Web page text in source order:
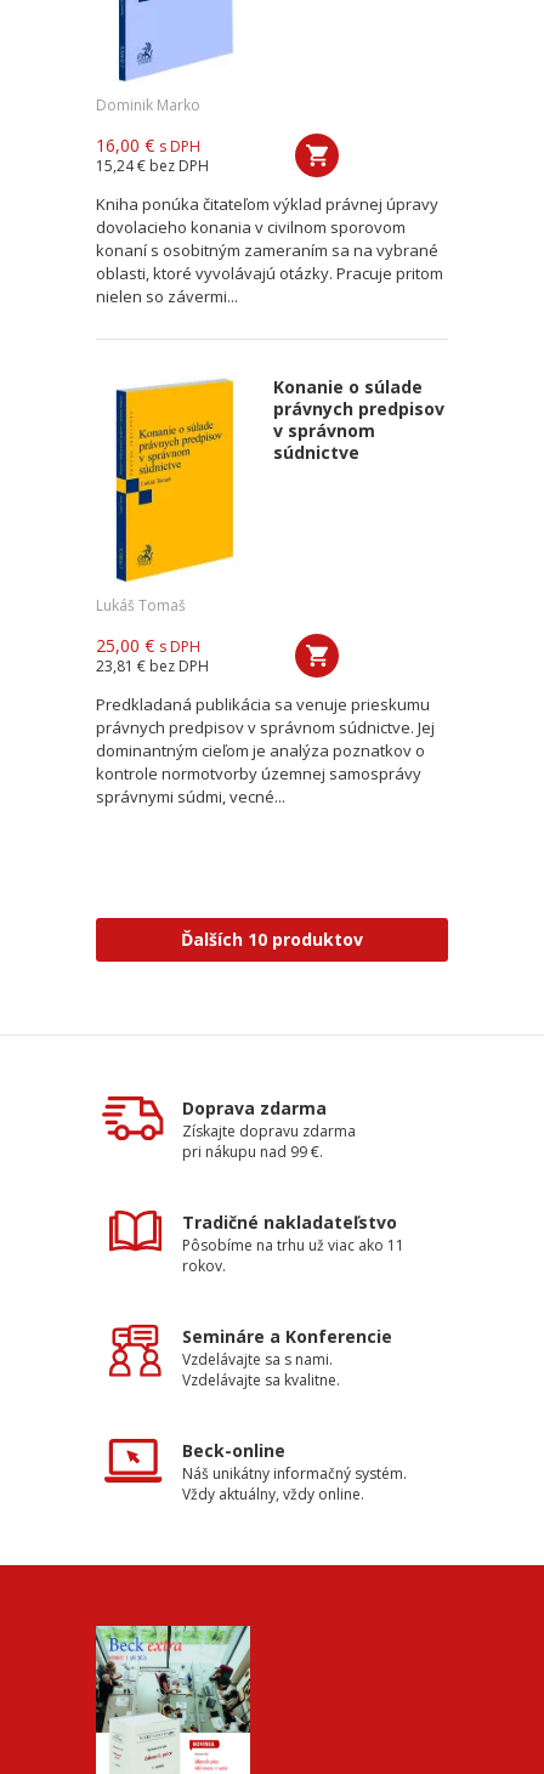
Dominik Marko
16,00 € s DPH
15,24 € bez DPH
Kniha ponúka čitateľom výklad právnej úpravy
dovolacieho konania v civilnom sporovom
konaní s osobitným zameraním sa na vybrané
oblasti, ktoré vyvolávajú otázky. Pracuje pritom
nielen so závermi...
Konanie o súlade
právnych predpisov
v správnom
súdnictve
Lukáš Tomaš
25,00 € s DPH
23,81 € bez DPH
Predkladaná publikácia sa venuje prieskumu
právnych predpisov v správnom súdnictve. Jej
dominantným cieľom je analýza poznatkov o
kontrole normotvorby územnej samosprávy
správnymi súdmi, vecné...
Ďalších 10 produktov
Doprava zdarma
Získajte dopravu zdarma
pri nákupu nad 99 €.
Tradičné nakladateľstvo
Pôsobíme na trhu už viac ako 11
rokov.
Semináre a Konferencie
Vzdelávajte sa s nami.
Vzdelávajte sa kvalitne.
Beck-online
Náš unikátny informačný systém.
Vždy aktuálny, vždy online.